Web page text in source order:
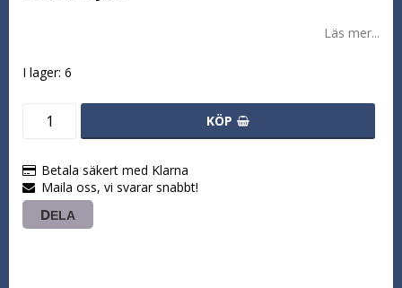
Läs mer...
I lager: 6
KÖP
Betala säkert med Klarna
Maila oss, vi svarar snabbt!
DELA